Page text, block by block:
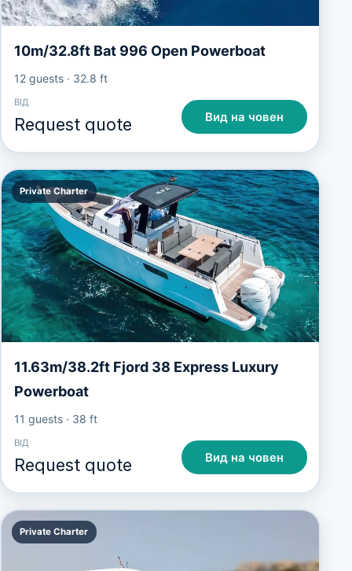
10m/32.8ft Bat 996 Open Powerboat
12 guests· 32.8 ft
ВІД
Request quote Вид на човен
Private Charter
11.63m/38.2ft Fjord 38 Express Luxury
Powerboat
11 guests· 38 ft
ВІД
Request quote Вид на човен
Private Charter